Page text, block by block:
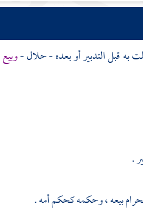
به قبل التدبير أو بعده - حلال -
.
بيعه ، وحكمه كحكم أمه .